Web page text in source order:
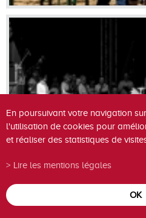
En poursuivant votre navigation
l'utilisation de cookies pour
et réaliser des statistiques de
Lire les mentions légales
OK